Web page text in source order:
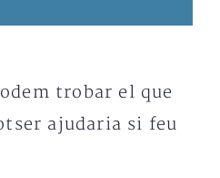
trobar el que
ajudaria si feu